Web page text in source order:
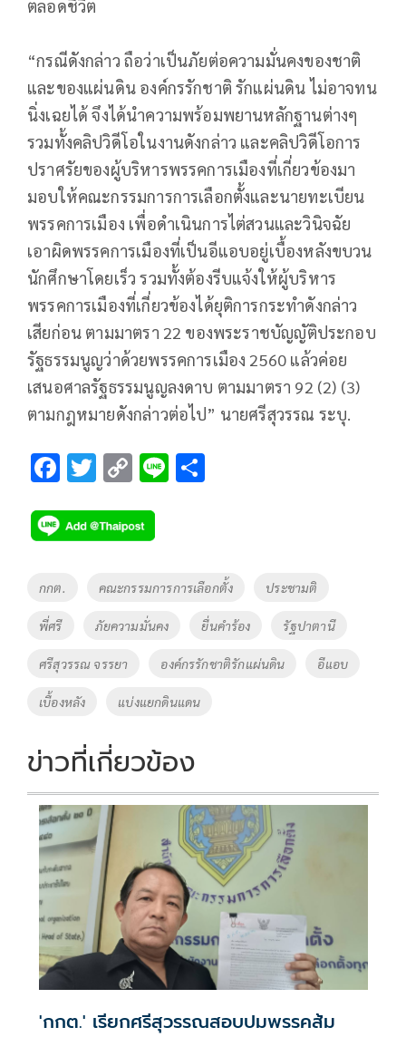
ตลอดชีวิต
“กรณีดังกล่าว ถือว่าเป็นภัยต่อความมั่นคงของชาติ
และของแผ่นดิน องค์กรรักชาติ รักแผ่นดิน ไม่อาจทน
นิ่งเฉยได้ จึงได้นำความพร้อมพยานหลักฐานต่างๆ
รวมทั้งคลิปวิดีโอในงานดังกล่าว และคลิปวิดีโอการ
ปราศรัยของผู้บริหารพรรคการเมืองที่เกี่ยวข้องมา
มอบให้คณะกรรมการการเลือกตั้งและนายทะเบียน
พรรคการเมือง เพื่อดำเนินการไต่สวนและวินิจฉัย
เอาผิดพรรคการเมืองที่เป็นอีแอบอยู่เบื้องหลังขบวน
นักศึกษาโดยเร็ว รวมทั้งต้องรีบแจ้งให้ผู้บริหาร
พรรคการเมืองที่เกี่ยวข้องได้ยุติการกระทำดังกล่าว
เสียก่อน ตามมาตรา 22 ของพระราชบัญญัติประกอบ
รัฐธรรมนูญว่าด้วยพรรคการเมือง 2560 แล้วค่อย
เสนอศาลรัฐธรรมนูญลงดาบ ตามมาตรา 92 (2) (3)
ตามกฎหมายดังกล่าวต่อไป” นายศรีสุวรรณ ระบุ.
F
e
b
o
o
k
T
tt
er
C
p
y
Li
n
k
Li
Tags
กกต. คณะกรรมการการเลือกตั้ง ประชามติ
พี่ศรี ภัยความมั่นคง ยื่นคำร้อง รัฐปาตานี
ศรีสุวรรณ จรรยา องค์กรรักชาติรักแผ่นดิน อีแอบ
เบื้องหลัง แบ่งแยกดินแดน
ข่าวที่เกี่ยวข้อง
'กกต.' เรียกศรีสุวรรณสอบปมพรรคส้ม